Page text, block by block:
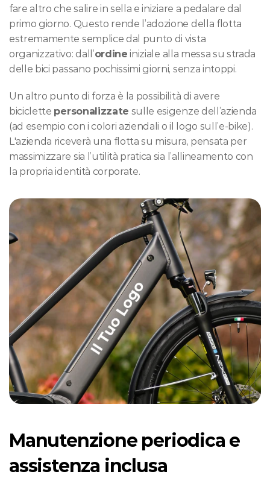
fare altro che salire in sella e iniziare a pedalare dal
primo giorno. Questo rende l’adozione della flotta
estremamente semplice dal punto di vista
organizzativo: dall’ordine iniziale alla messa su strada
delle bici passano pochissimi giorni, senza intoppi.
Un altro punto di forza è la possibilità di avere
biciclette personalizzate sulle esigenze dell’azienda
(ad esempio con i colori aziendali o il logo sull’e-bike).
L'azienda riceverà una flotta su misura, pensata per
massimizzare sia l’utilità pratica sia l’allineamento con
la propria identità corporate.
Manutenzione periodica e
assistenza inclusa